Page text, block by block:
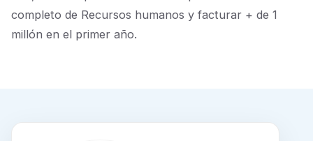
completo de Recursos humanos y facturar + de 1
millón en el primer año.